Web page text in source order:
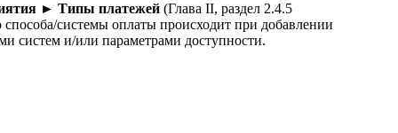
► Типы платежей (Глава II, раздел 2.4.5
системы оплаты происходит при добавлении
систем и/или параметрами доступности.